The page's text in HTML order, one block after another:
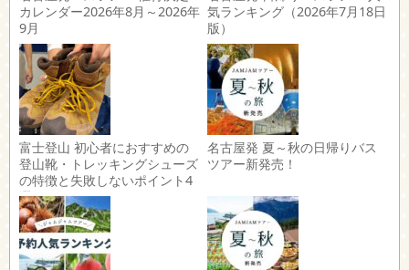
カレンダー2026年8月～2026年
9月
気ランキング（2026年7月18日
版）
富士登山 初心者におすすめの
登山靴・トレッキングシューズ
の特徴と失敗しないポイント4
選
名古屋発 夏～秋の日帰りバス
ツアー新発売！